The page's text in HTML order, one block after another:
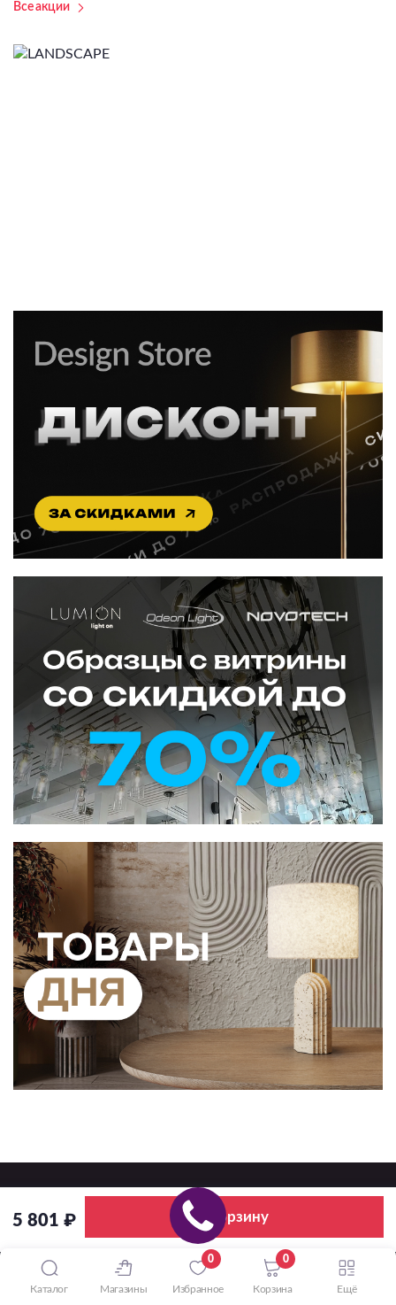
5 801 ₽ В корзину
Все акции
Освещение оптом
Каталог Магазины
0
Избранное
0
Корзина Ещё